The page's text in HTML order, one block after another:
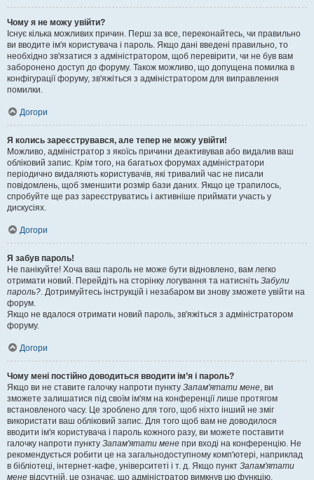
Чому я не можу увійти?
Існує кілька можливих причин. Перш за все, переконайтесь, чи правильно
ви вводите ім'я користувача і пароль. Якщо дані введені правильно, то
необхідно зв'язатися з адміністратором, щоб перевірити, чи не був вам
заборонено доступ до форуму. Також можливо, що допущена помилка в
конфігурації форуму, зв'яжіться з адміністратором для виправлення
помилки.
Догори
Я колись зареєструвався, але тепер не можу увійти!
Можливо, адміністратор з якоїсь причини деактивував або видалив ваш
обліковий запис. Крім того, на багатьох форумах адміністратори
періодично видаляють користувачів, які тривалий час не писали
повідомлень, щоб зменшити розмір бази даних. Якщо це трапилось,
спробуйте ще раз зареєструватись і активніше приймати участь у
дискусіях.
Догори
Я забув пароль!
Не панікуйте! Хоча ваш пароль не може бути відновлено, вам легко
отримати новий. Перейдіть на сторінку логування та натисніть Забули
пароль?. Дотримуйтесь інструкцій і незабаром ви знову зможете увійти на
форум.
Якщо не вдалося отримати новий пароль, зв'яжіться з адміністратором
форуму.
Догори
Чому мені постійно доводиться вводити ім’я і пароль?
Якщо ви не ставите галочку напроти пункту Запам'ятати мене, ви
зможете залишатися під своїм ім'ям на конференції лише протягом
встановленого часу. Це зроблено для того, щоб ніхто інший не зміг
використати ваш обліковий запис. Для того щоб вам не доводилося
вводити ім'я користувача і пароль кожного разу, ви можете поставити
галочку напроти пункту Запам'ятати мене при вході на конференцію. Не
рекомендується робити це на загальнодоступному комп'ютері, наприклад
в бібліотеці, інтернет-кафе, університеті і т. д. Якщо пункт Запам'ятати
мене відсутній, це означає, що адміністратор вимкнув цю функцію.